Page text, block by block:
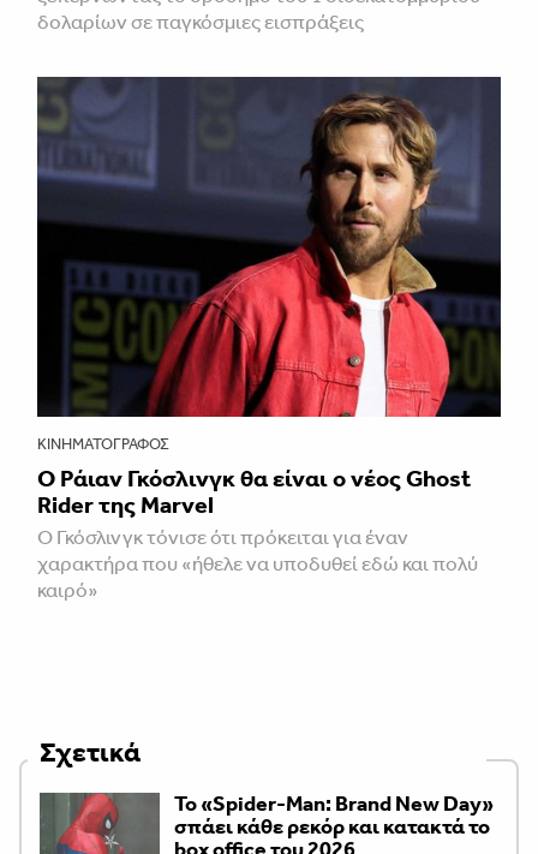
δολαρίων σε παγκόσμιες εισπράξεις
ΚΙΝΗΜΑΤΟΓΡΆΦΟΣ
Ο Ράιαν Γκόσλινγκ θα είναι ο νέος Ghost
Rider της Marvel
Ο Γκόσλινγκ τόνισε ότι πρόκειται για έναν
χαρακτήρα που «ήθελε να υποδυθεί εδώ και πολύ
καιρό»
Σχετικά
Το «Spider-Man: Brand New Day»
σπάει κάθε ρεκόρ και κατακτά το